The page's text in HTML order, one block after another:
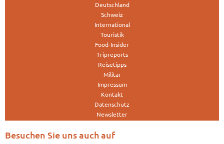
Deutschland
Schweiz
International
Touristik
Food-Insider
Tripreports
Reisetipps
Militär
Impressum
Kontakt
Datenschutz
Newsletter
Besuchen Sie uns auch auf